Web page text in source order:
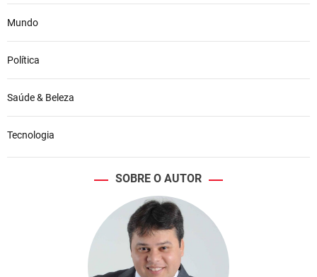
Mundo
Política
Saúde & Beleza
Tecnologia
SOBRE O AUTOR